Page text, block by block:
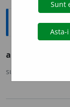
antilogicit
sursa: